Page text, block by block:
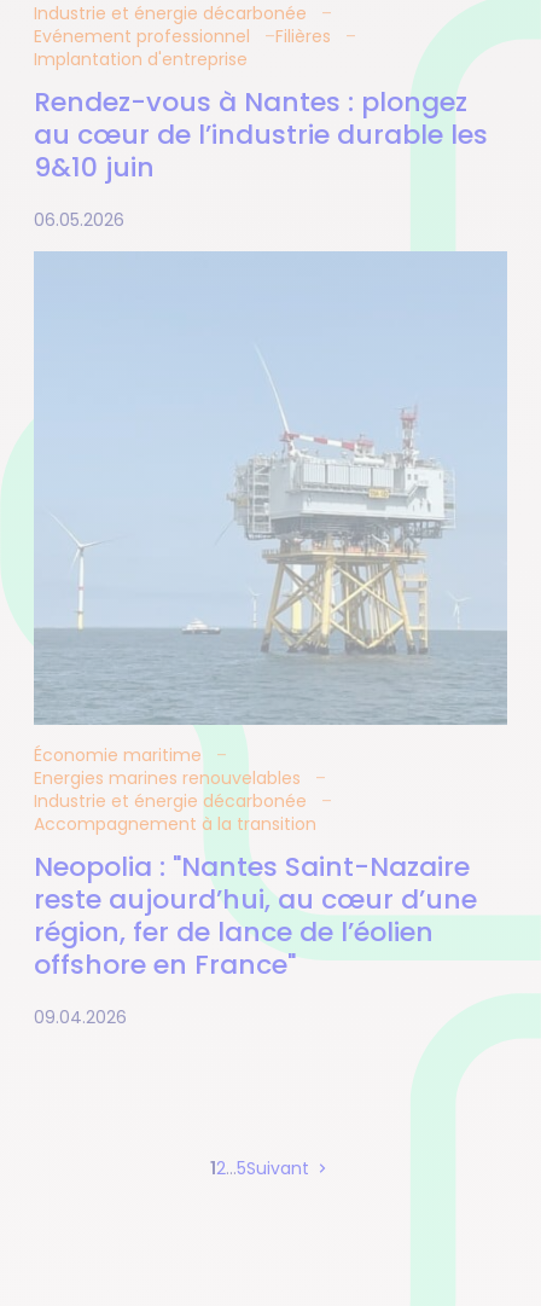
Industrie et énergie décarbonée
Evénement professionnel
Filières
Implantation d'entreprise
Rendez-vous à Nantes : plongez
au cœur de l’industrie durable les
9&10 juin
06.05.2026
Économie maritime
Energies marines renouvelables
Industrie et énergie décarbonée
Accompagnement à la transition
Neopolia : "Nantes Saint-Nazaire
reste aujourd’hui, au cœur d’une
région, fer de lance de l’éolien
offshore en France"
09.04.2026
Page
1Page
2…Page
5Suivant